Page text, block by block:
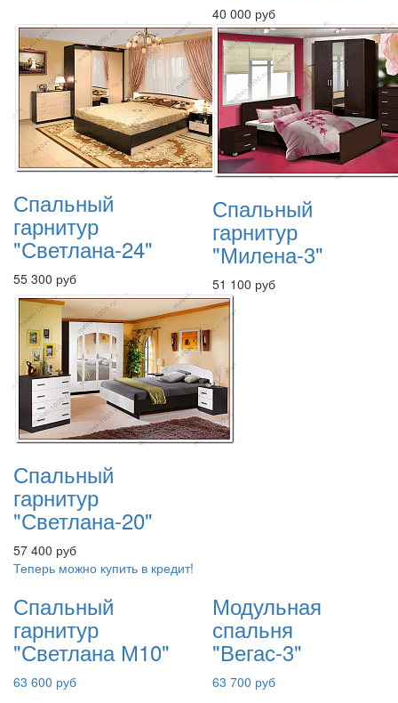
40 000 руб
Спальный
гарнитур
"Светлана-24"
55 300 руб
Спальный
гарнитур
"Милена-3"
51 100 руб
Спальный
гарнитур
"Светлана-20"
57 400 руб
Теперь можно купить в кредит!
Спальный
гарнитур
"Светлана М10"
63 600 руб
Модульная
спальня
"Вегас-3"
63 700 руб